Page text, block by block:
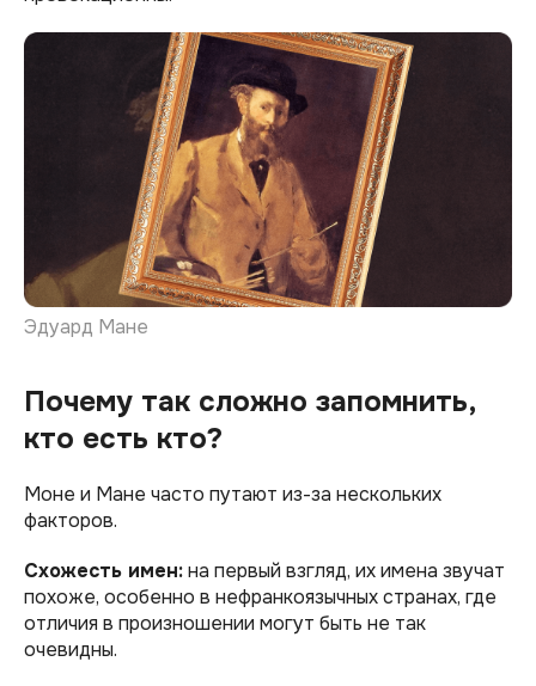
Эдуард Мане
Почему так сложно запомнить,
кто есть кто?
Моне и Мане часто путают из-за нескольких
факторов.
Схожесть имен:на первый взгляд, их имена звучат
похоже, особенно в нефранкоязычных странах, где
отличия в произношении могут быть не так
очевидны.